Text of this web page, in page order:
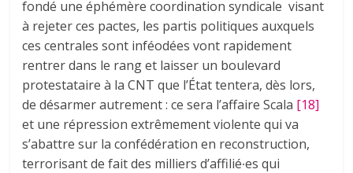
fondé une éphémère coordination syndicale visant
à rejeter ces pactes, les partis politiques auxquels
ces centrales sont inféodées vont rapidement
rentrer dans le rang et laisser un boulevard
protestataire à la CNT que l’État tentera, dès lors,
de désarmer autrement : ce sera l’affaire Scala [18]
et une répression extrêmement violente qui va
s’abattre sur la confédération en reconstruction,
terrorisant de fait des milliers d’affilié∙es qui